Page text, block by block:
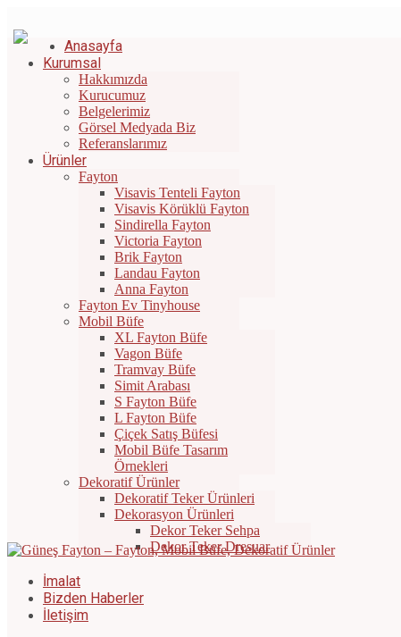
Anasayfa
Kurumsal
Hakkımızda
Kurucumuz
Belgelerimiz
Görsel Medyada Biz
Referanslarımız
Ürünler
Fayton
Visavis Tenteli Fayton
Visavis Körüklü Fayton
Sindirella Fayton
Victoria Fayton
Brik Fayton
Landau Fayton
Anna Fayton
Fayton Ev Tinyhouse
Mobil Büfe
XL Fayton Büfe
Vagon Büfe
Tramvay Büfe
Simit Arabası
S Fayton Büfe
L Fayton Büfe
Çiçek Satış Büfesi
Mobil Büfe Tasarım
Örnekleri
Dekoratif Ürünler
Dekoratif Teker Ürünleri
Dekorasyon Ürünleri
Dekor Teker Sehpa
Dekor Teker Dresuar
İmalat
Bizden Haberler
İletişim